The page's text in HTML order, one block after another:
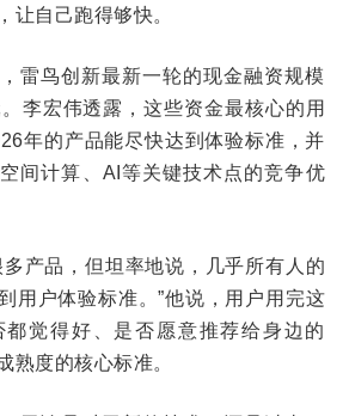
让自己跑得够快。
雷鸟创新最新一轮的现金融资规模
李宏伟透露，这些资金最核心的用
年的产品能尽快达到体验标准，并
间计算、AI等关键技术点的竞争优
产品，但坦率地说，几乎所有人的
用户体验标准。”他说，用户用完这
觉得好、是否愿意推荐给身边的
熟度的核心标准。